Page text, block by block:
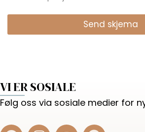
Send skjema
VI ER SOSIALE
Følg oss via sosiale medier for